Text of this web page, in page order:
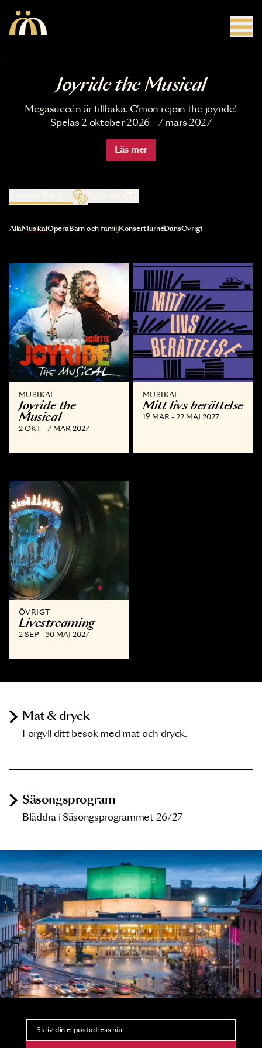
Joyride the Musical
Megasuccén är tillbaka. C'mon rejoin the joyride!
Spelas 2 oktober 2026 - 7 mars 2027
Läs mer
Kalender
Val av kategori uppdaterar innehållet automatiskt
AllaMusikal OperaBarn och familjKonsertTurnéDansÖvrigt
MUSIKAL
Joyride the
Musical
2 OKT - 7 MAR 2027
MUSIKAL
Mitt livs berättelse
19 MAR - 22 MAJ 2027
ÖVRIGT
Livestreaming
2 SEP - 30 MAJ 2027
Mat & dryck
Förgyll ditt besök med mat och dryck.
Säsongsprogram
Bläddra i Säsongsprogrammet 26/27
Nyhetsbrev
Ta del av förhandsinformation och biljettsläpp.